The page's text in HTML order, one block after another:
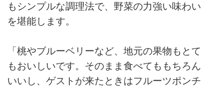
もシンプルな調理法で、野菜の力強い味わい
を堪能します。
「桃やブルーベリーなど、地元の果物もとて
もおいしいです。そのまま食べてももちろん
いいし、ゲストが来たときはフルーツポンチ